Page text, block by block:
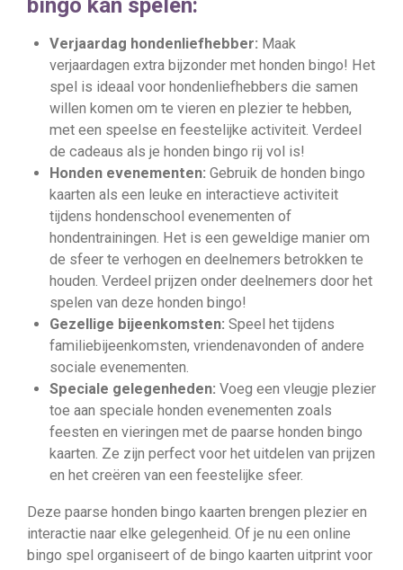
Verjaardag hondenliefhebber: Maak
verjaardagen extra bijzonder met honden bingo! Het
spel is ideaal voor hondenliefhebbers die samen
willen komen om te vieren en plezier te hebben,
met een speelse en feestelijke activiteit. Verdeel
de cadeaus als je honden bingo rij vol is!
Honden evenementen: Gebruik de honden bingo
kaarten als een leuke en interactieve activiteit
tijdens hondenschool evenementen of
hondentrainingen. Het is een geweldige manier om
de sfeer te verhogen en deelnemers betrokken te
houden. Verdeel prijzen onder deelnemers door het
spelen van deze honden bingo!
Gezellige bijeenkomsten: Speel het tijdens
familiebijeenkomsten, vriendenavonden of andere
sociale evenementen.
Speciale gelegenheden: Voeg een vleugje plezier
toe aan speciale honden evenementen zoals
feesten en vieringen met de paarse honden bingo
kaarten. Ze zijn perfect voor het uitdelen van prijzen
en het creëren van een feestelijke sfeer.
Deze paarse honden bingo kaarten brengen plezier en
interactie naar elke gelegenheid. Of je nu een online
bingo spel organiseert of de bingo kaarten uitprint voor